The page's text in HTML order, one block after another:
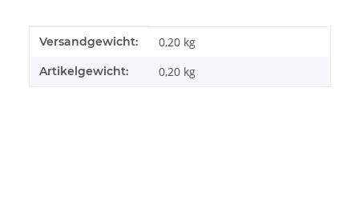
Produkteigenschaft
Wert
Versandgewicht: 0,20 kg
Artikelgewicht: 0,20 kg